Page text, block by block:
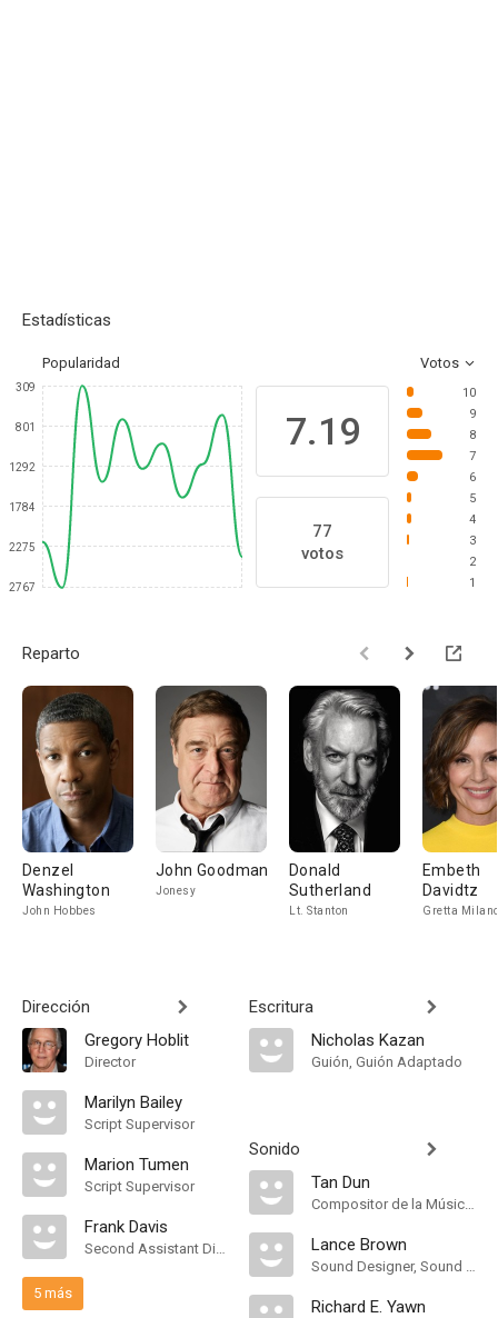
Estadísticas
Popularidad Votos
309
801
1292
1784
2275
2767
7.19
77
votos
10
9
8
7
6
5
4
3
2
1
Reparto
Denzel
Washington
John Hobbes
John Goodman
Jonesy
Donald
Sutherland
Lt. Stanton
Embeth
Davidtz
Gretta
Dirección
Gregory Hoblit
Director
Marilyn Bailey
Script Supervisor
Marion Tumen
Script Supervisor
Frank Davis
Second Assistant Director, First Assistant Director
5 más
Escritura
Nicholas Kazan
Guión, Guión Adaptado
Sonido
Tan Dun
Compositor de la Música Original
Lance Brown
Sound Designer, Sound Editor
Richard E. Yawn